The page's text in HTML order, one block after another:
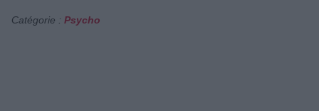
Catégorie : Psycho